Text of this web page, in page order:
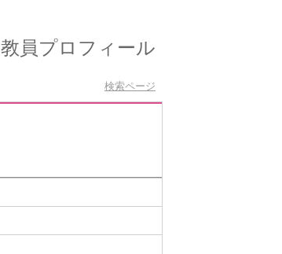
教員プロフィール
検索ページ